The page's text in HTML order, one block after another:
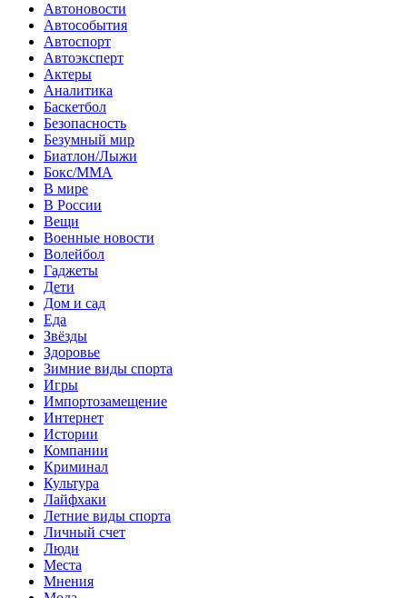
Автоновости
Автособытия
Автоспорт
Автоэксперт
Актеры
Аналитика
Баскетбол
Безопасность
Безумный мир
Биатлон/Лыжи
Бокс/MMA
В мире
В России
Вещи
Военные новости
Волейбол
Гаджеты
Дети
Дом и сад
Еда
Звёзды
Здоровье
Зимние виды спорта
Игры
Импортозамещение
Интернет
Истории
Компании
Криминал
Культура
Лайфхаки
Летние виды спорта
Личный счет
Люди
Места
Мнения